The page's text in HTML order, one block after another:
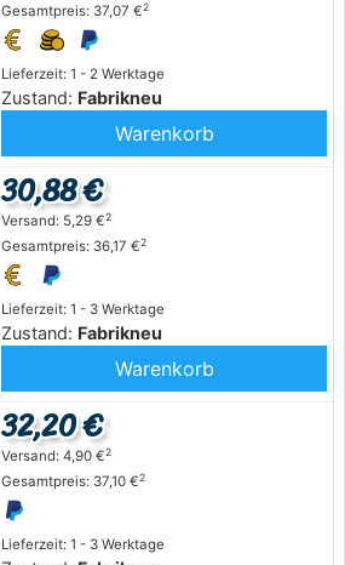
Lieferzeit: 1 - 2 Werktage
Zustand: Fabrikneu
Gesamtpreis: 37,07 €2
Warenkorb
Lieferzeit: 1 - 3 Werktage
Zustand: Fabrikneu
30,88 €
Versand: 5,29 €2
Gesamtpreis: 36,17 €2
Warenkorb
Lieferzeit: 1 - 3 Werktage
32,20 €
Versand: 4,90 €2
Gesamtpreis: 37,10 €2